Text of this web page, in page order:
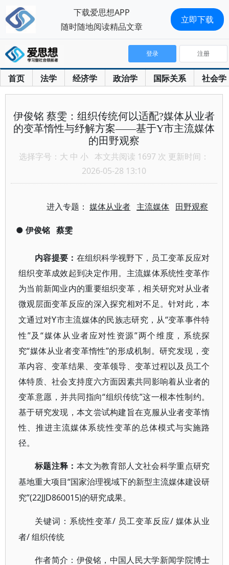
首页 法学 经济学 政治学 国际关系 社会学
登录 注册
伊俊铭 蔡雯：组织传统何以适配?媒体从业者
的变革惰性与纾解方案——基于Y市主流媒体
的田野观察
选择字号： 大 中 小 本文共阅读 1697 次 更新时间：
2026-05-28 13:10
进入专题：媒体从业者 主流媒体 田野观察
● 伊俊铭 蔡雯
内容提要： 在组织科学视野下，员工变革反应对
组织变革成效起到决定作用。主流媒体系统性变革作
为当前新闻业内的重要组织变革，相关研究对从业者
微观层面变革反应的深入探究相对不足。针对此，本
文通过对Y市主流媒体的民族志研究，从“变革事件特
性”及“媒体从业者应对性资源”两个维度，系统探
究“媒体从业者变革惰性”的形成机制。研究发现，变
革内容、变革结果、变革领导、变革过程以及员工个
体特质、社会支持度六方面因素共同影响着从业者的
变革意愿，并共同指向“组织传统”这一根本性制约。
基于研究发现，本文尝试构建旨在克服从业者变革惰
性、推进主流媒体系统性变革的总体模式与实施路
径。
标题注释： 本文为教育部人文社会科学重点研究
基地重大项目“国家治理视域下的新型主流媒体建设研
究”(22JJD860015)的研究成果。
关键词：系统性变革/ 员工变革反应/ 媒体从业
者/ 组织传统
作者简介：伊俊铭，中国人民大学新闻学院博士
下载爱思想APP
随时随地阅读精品文章
立即下载